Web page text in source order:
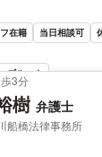
在籍 当日相談可
ズルーム
大 弁護士の詳
3分
樹 弁護士
船橋法律事務所